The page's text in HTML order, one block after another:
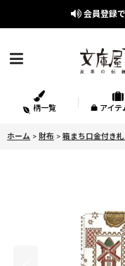
会員登録で
柄一覧 アイテ
ホーム > 財布 > 箱まち口金付き